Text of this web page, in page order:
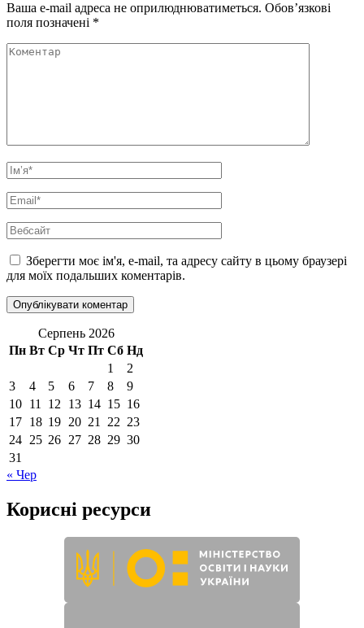
Ваша e-mail адреса не оприлюднюватиметься. Обов’язкові
поля позначені *
Коментар
Ім’я*
Email*
Вебсайт
Зберегти моє ім'я, e-mail, та адресу сайту в цьому браузері
для моїх подальших коментарів.
Серпень 2026
Пн Вт Ср Чт Пт Сб Нд
1
2
3
4 5 6 7 8
9
10 11 12 13 14 15 16
17 18 19 20 21 22 23
24 25 26 27 28 29 30
31
« Чер
Корисні ресурси